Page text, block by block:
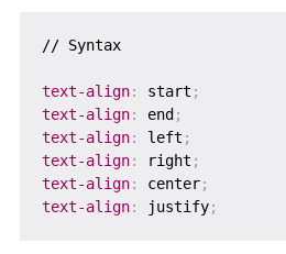
// Syntax
text-align: start ;
text-align: end ;
text-align: left ;
text-align: right ;
text-align: center;
text-align: justify;